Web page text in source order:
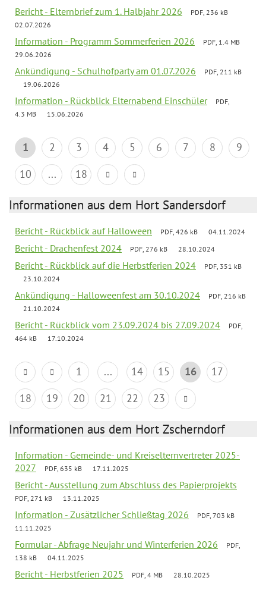
Bericht - Elternbrief zum 1. Halbjahr 2026
PDF, 236 kB
02.07.2026
Information - Programm Sommerferien 2026
PDF, 1.4 MB
29.06.2026
Ankündigung - Schulhofparty am 01.07.2026
PDF, 211 kB
19.06.2026
Information - Rückblick Elternabend Einschüler
PDF,
4.3 MB
15.06.2026
1 2 3 4 5 6 7 8
9
10
... 18
Informationen aus dem Hort Sandersdorf
Bericht - Rückblick auf Halloween PDF, 426 kB 04.11.2024
Bericht - Drachenfest 2024 PDF, 276 kB 28.10.2024
Bericht - Rückblick auf die Herbstferien 2024
PDF, 351 kB
23.10.2024
Ankündigung - Halloweenfest am 30.10.2024
PDF, 216 kB
21.10.2024
Bericht - Rückblick vom 23.09.2024 bis 27.09.2024
PDF,
464 kB
17.10.2024
1 ... 14 15 16
17
18
19 20 21 22 23
Informationen aus dem Hort Zscherndorf
Information - Gemeinde- und Kreiselternvertreter 2025-
2027
PDF, 635 kB 17.11.2025
Bericht - Ausstellung zum Abschluss des Papierprojekts
PDF, 271 kB 13.11.2025
Information - Zusätzlicher Schließtag 2026
PDF, 703 kB
11.11.2025
Formular - Abfrage Neujahr und Winterferien 2026
PDF,
138 kB
04.11.2025
Bericht - Herbstferien 2025 PDF, 4 MB 28.10.2025